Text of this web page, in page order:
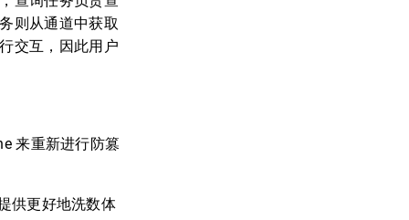
则从通道中获取
交互，因此用户
来重新进行防篡
供更好地洗数体